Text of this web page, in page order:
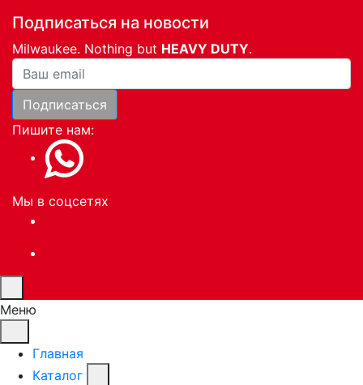
Подписаться на новости
Milwaukee. Nothing but HEAVY DUTY.
Ваша почта
Подписаться
Пишите нам:
Мы в соцсетях
Меню
Главная
Каталог